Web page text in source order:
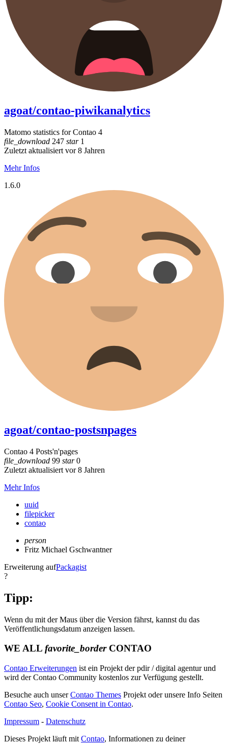
agoat/contao-piwikanalytics
Matomo statistics for Contao 4
file_download 247 star1
Zuletzt aktualisiert vor 8 Jahren
Mehr Infos
1.6.0
agoat/contao-postsnpages
Contao 4 Posts'n'pages
file_download 99 star0
Zuletzt aktualisiert vor 8 Jahren
Mehr Infos
uuid
filepicker
contao
person
Fritz Michael Gschwantner
Erweiterung aufPackagist
?
Tipp:
Wenn du mit der Maus über die Version fährst, kannst du das
Veröffentlichungsdatum anzeigen lassen.
WE ALL favorite_borderCONTAO
Contao Erweiterungen ist ein Projekt der pdir / digital agentur und
wird der Contao Community kostenlos zur Verfügung gestellt.
Besuche auch unserContao Themes Projekt oder unsere Info Seiten
Contao Seo, Cookie Consent in Contao.
Impressum - Datenschutz
Dieses Projekt läuft mit Contao, Informationen zu deiner